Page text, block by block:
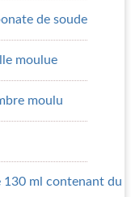
de soude
moulue
moulu
130 ml contenant du